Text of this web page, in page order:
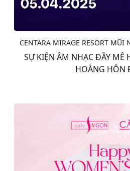
CENTARA MIRAGE RESORT MŨI
SỰ KIỆN ÂM NHẠC ĐẦY MÊ
HOÀNG HÔN